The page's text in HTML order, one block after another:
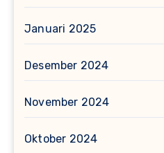
Januari 2025
Desember 2024
November 2024
Oktober 2024